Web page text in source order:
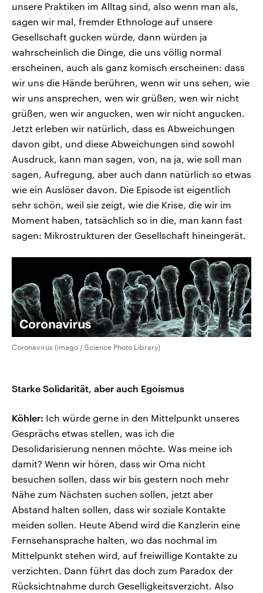
unsere Praktiken im Alltag sind, also wenn man als,
sagen wir mal, fremder Ethnologe auf unsere
Gesellschaft gucken würde, dann würden ja
wahrscheinlich die Dinge, die uns völlig normal
erscheinen, auch als ganz komisch erscheinen: dass
wir uns die Hände berühren, wenn wir uns sehen, wie
wir uns ansprechen, wen wir grüßen, wen wir nicht
grüßen, wen wir angucken, wen wir nicht angucken.
Jetzt erleben wir natürlich, dass es Abweichungen
davon gibt, und diese Abweichungen sind sowohl
Ausdruck, kann man sagen, von, na ja, wie soll man
sagen, Aufregung, aber auch dann natürlich so etwas
wie ein Auslöser davon. Die Episode ist eigentlich
sehr schön, weil sie zeigt, wie die Krise, die wir im
Moment haben, tatsächlich so in die, man kann fast
sagen: Mikrostrukturen der Gesellschaft hineingerät.
Coronavirus (imago / Science Photo Library)
Starke Solidarität, aber auch Egoismus
Köhler: Ich würde gerne in den Mittelpunkt unseres
Gesprächs etwas stellen, was ich die
Desolidarisierung nennen möchte. Was meine ich
damit? Wenn wir hören, dass wir Oma nicht
besuchen sollen, dass wir bis gestern noch mehr
Nähe zum Nächsten suchen sollen, jetzt aber
Abstand halten sollen, dass wir soziale Kontakte
meiden sollen. Heute Abend wird die Kanzlerin eine
Fernsehansprache halten, wo das nochmal im
Mittelpunkt stehen wird, auf freiwillige Kontakte zu
verzichten. Dann führt das doch zum Paradox der
Rücksichtnahme durch Geselligkeitsverzicht. Also